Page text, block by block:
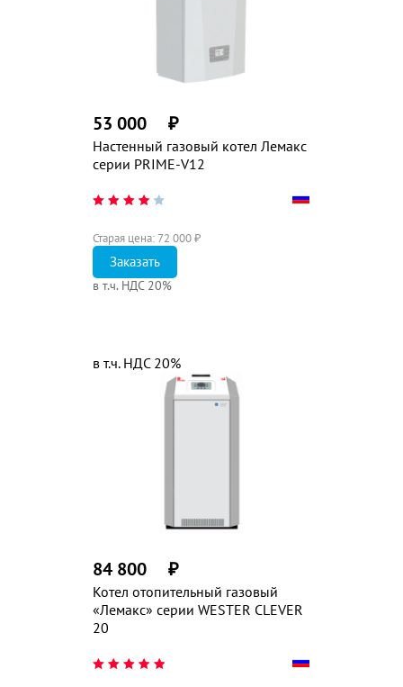
Настенный газовый котел Лемакс
серии PRIME-V12
53 000 ₽
Старая цена: 72 000₽
в т.ч. НДС 20%
Заказать
Котел отопительный газовый
«Лемакс» серии WESTER CLEVER
20
84 800 ₽
в т.ч. НДС 20%